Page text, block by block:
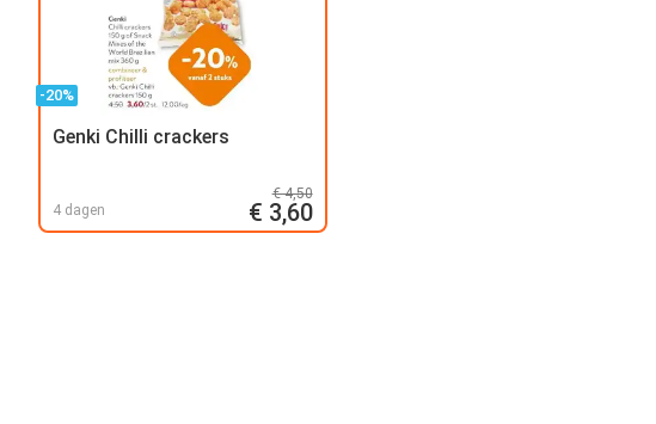
-20%
Genki Chilli crackers
4 dagen
€ 4,50
€ 3,60